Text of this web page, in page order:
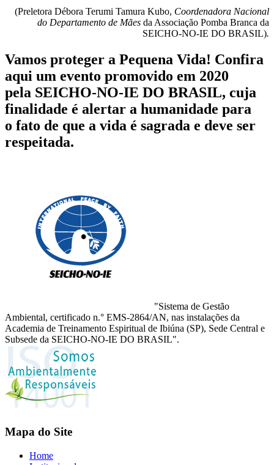
(Preletora Débora Terumi Tamura Kubo, Coordenadora Nacional
do Departamento de Mães da Associação Pomba Branca da
SEICHO-NO-IE DO BRASIL).
Vamos proteger a Pequena Vida! Confira
aqui um evento promovido em 2020
pela SEICHO-NO-IE DO BRASIL, cuja
finalidade é alertar a humanidade para
o fato de que a vida é sagrada e deve ser
respeitada.
"Sistema de Gestão
Ambiental, certificado n.° EMS-2864/AN, nas instalações da
Academia de Treinamento Espiritual de Ibiúna (SP), Sede Central e
Subsede da SEICHO-NO-IE DO BRASIL".
Mapa do Site
Home